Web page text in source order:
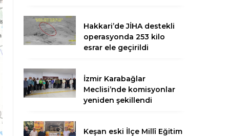
Hakkari’de JİHA destekli
operasyonda 253 kilo
esrar ele geçirildi
İzmir Karabağlar
Meclisi’nde komisyonlar
yeniden şekillendi
Keşan eski İlçe Millî Eğitim